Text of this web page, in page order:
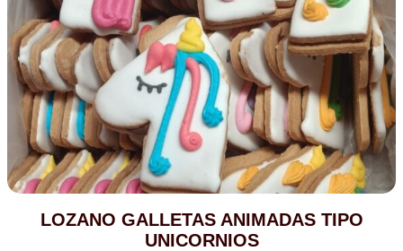
LOZANO GALLETAS ANIMADAS TIPO
UNICORNIOS